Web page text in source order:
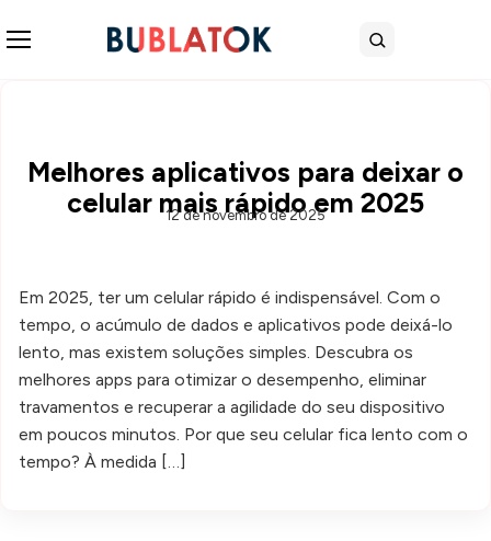
Buscar
Melhores aplicativos para deixar o
celular mais rápido em 2025
12 de novembro de 2025
Em 2025, ter um celular rápido é indispensável. Com o
tempo, o acúmulo de dados e aplicativos pode deixá-lo
lento, mas existem soluções simples. Descubra os
melhores apps para otimizar o desempenho, eliminar
travamentos e recuperar a agilidade do seu dispositivo
em poucos minutos. Por que seu celular fica lento com o
tempo? À medida […]